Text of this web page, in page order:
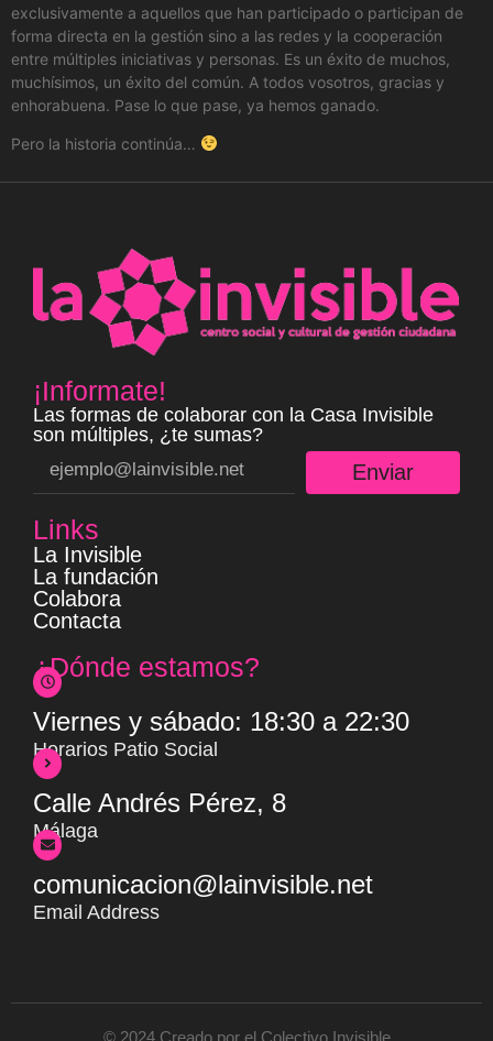
exclusivamente a aquellos que han participado o participan de
forma directa en la gestión sino a las redes y la cooperación
entre múltiples iniciativas y personas. Es un éxito de muchos,
muchísimos, un éxito del común. A todos vosotros, gracias y
enhorabuena. Pase lo que pase, ya hemos ganado.
Pero la historia continúa…
¡Informate!
Las formas de colaborar con la Casa Invisible
son múltiples, ¿te sumas?
Enviar
Links
La Invisible
La fundación
Colabora
Contacta
¿Dónde estamos?
Viernes y sábado: 18:30 a 22:30
Horarios Patio Social
Calle Andrés Pérez, 8
Málaga
comunicacion@lainvisible.net
Email Address